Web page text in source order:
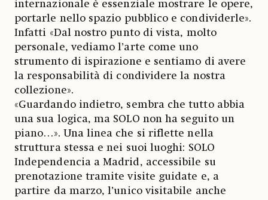
internazionale è essenziale mostrare le opere,
portarle nello spazio pubblico e condividerle».
Infatti «Dal nostro punto di vista, molto
personale, vediamo l’arte come uno
strumento di ispirazione e sentiamo di avere
la responsabilità di condividere la nostra
collezione».
«Guardando indietro, sembra che tutto abbia
una sua logica, ma SOLO non ha seguito un
piano…». Una linea che si riflette nella
struttura stessa e nei suoi luoghi: SOLO
Independencia a Madrid, accessibile su
prenotazione tramite visite guidate e, a
partire da marzo, l’unico visitabile anche